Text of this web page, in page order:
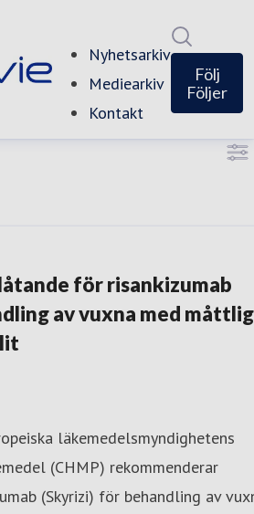
Nyhetsarkiv(current)
Mediearkiv
Kontakt
Följ
Följer
för risankizumab
av vuxna med måttlig
läkemedelsmyndighetens
(CHMP) rekommenderar
(Skyrizi) för behandling av